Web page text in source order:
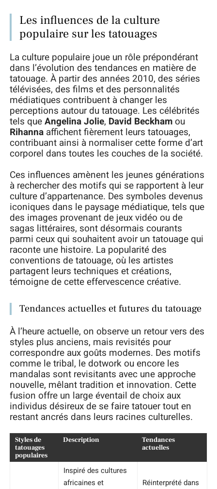
Les influences de la culture
populaire sur les tatouages
La culture populaire joue un rôle prépondérant
dans l’évolution des tendances en matière de
tatouage. À partir des années 2010, des séries
télévisées, des films et des personnalités
médiatiques contribuent à changer les
perceptions autour du tatouage. Les célébrités
tels queAngelina Jolie, David Beckham ou
Rihanna affichent fièrement leurs tatouages,
contribuant ainsi à normaliser cette forme d’art
corporel dans toutes les couches de la société.
Ces influences amènent les jeunes générations
à rechercher des motifs qui se rapportent à leur
culture d’appartenance. Des symboles devenus
iconiques dans le paysage médiatique, tels que
des images provenant de jeux vidéo ou de
sagas littéraires, sont désormais courants
parmi ceux qui souhaitent avoir un tatouage qui
raconte une histoire. La popularité des
conventions de tatouage, où les artistes
partagent leurs techniques et créations,
témoigne de cette effervescence créative.
Tendances actuelles et futures du tatouage
À l’heure actuelle, on observe un retour vers des
styles plus anciens, mais revisités pour
correspondre aux goûts modernes. Des motifs
comme le tribal, le dotwork ou encore les
mandalas sont revisitants avec une approche
nouvelle, mêlant tradition et innovation. Cette
fusion offre un large éventail de choix aux
individus désireux de se faire tatouer tout en
restant ancrés dans leurs racines culturelles.
Styles de
tatouages
populaires
Description
Tendances
actuelles
Inspiré des cultures
africaines et
Réinterprété dans